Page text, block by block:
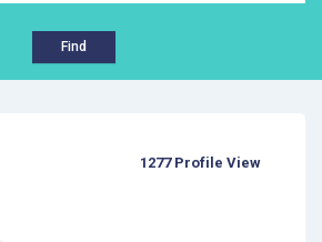
Find
1277 Profile View